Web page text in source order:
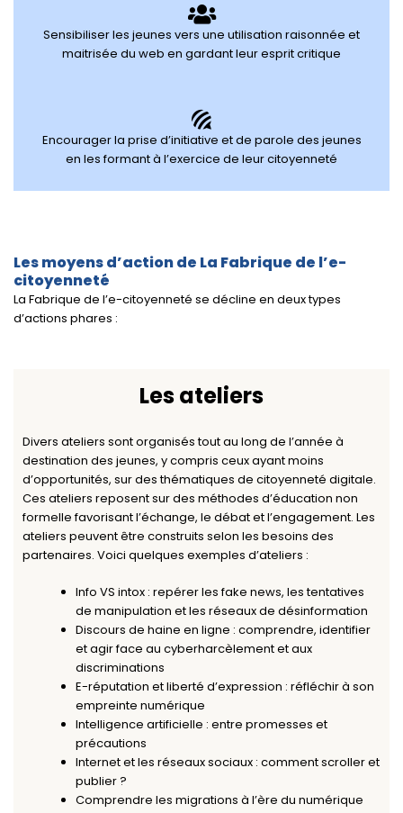
Sensibiliser les jeunes vers une utilisation raisonnée et
maitrisée du web en gardant leur esprit critique
Encourager la prise d’initiative et de parole des jeunes
en les formant à l’exercice de leur citoyenneté
Les moyens d’action de La Fabrique de l’e-
citoyenneté
La Fabrique de l’e-citoyenneté se décline en deux types
d’actions phares :
Les ateliers
Divers ateliers sont organisés tout au long de l’année à
destination des jeunes, y compris ceux ayant moins
d’opportunités, sur des thématiques de citoyenneté digitale.
Ces ateliers reposent sur des méthodes d’éducation non
formelle favorisant l’échange, le débat et l’engagement. Les
ateliers peuvent être construits selon les besoins des
partenaires. Voici quelques exemples d’ateliers :
Info VS intox : repérer les fake news, les tentatives
de manipulation et les réseaux de désinformation
Discours de haine en ligne : comprendre, identifier
et agir face au cyberharcèlement et aux
discriminations
E-réputation et liberté d’expression : réfléchir à son
empreinte numérique
Intelligence artificielle : entre promesses et
précautions
Internet et les réseaux sociaux : comment scroller et
publier ?
Comprendre les migrations à l’ère du numérique